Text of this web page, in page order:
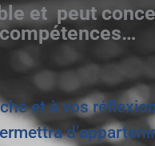
et peut
compétences…
et à vos